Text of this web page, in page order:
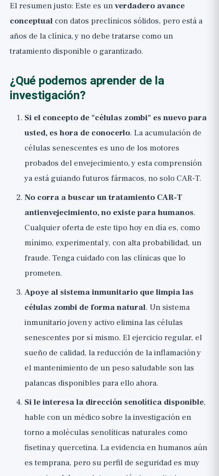
El resumen justo: Este es unverdadero avance
conceptual con datos preclínicos sólidos, pero está a
años de la clínica, y no debe tratarse como un
tratamiento disponible o garantizado.
¿Qué podemos aprender de la
investigación?
Si el concepto de "células zombi" es nuevo para
usted, es hora de conocerlo. La acumulación de
células senescentes es uno de los motores
probados del envejecimiento, y esta comprensión
ya está guiando futuros fármacos, no solo CAR-T.
No corra a buscar un tratamiento CAR-T
antienvejecimiento, no existe para humanos.
Cualquier oferta de este tipo hoy en día es, como
mínimo, experimental y, con alta probabilidad, un
fraude. Tenga cuidado con las clínicas que lo
prometen.
Apoye al sistema inmunitario que limpia las
células zombi de forma natural. Un sistema
inmunitario joven y activo elimina las células
senescentes por sí mismo. El ejercicio regular, el
sueño de calidad, la reducción de la inflamación y
el mantenimiento de un peso saludable son las
palancas disponibles para ello ahora.
Si le interesa la dirección senolítica disponible,
hable con un médico sobre la investigación en
torno a moléculas senolíticas naturales como
fisetina y quercetina. La evidencia en humanos aún
es temprana, pero su perfil de seguridad es muy